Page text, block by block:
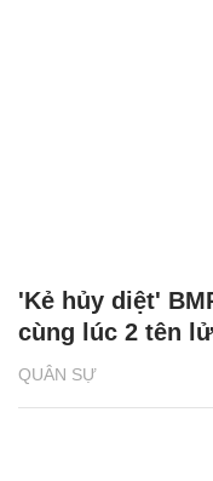
QUÂN SỰ
'Kẻ hủy diệt'
cùng lúc 2 tên